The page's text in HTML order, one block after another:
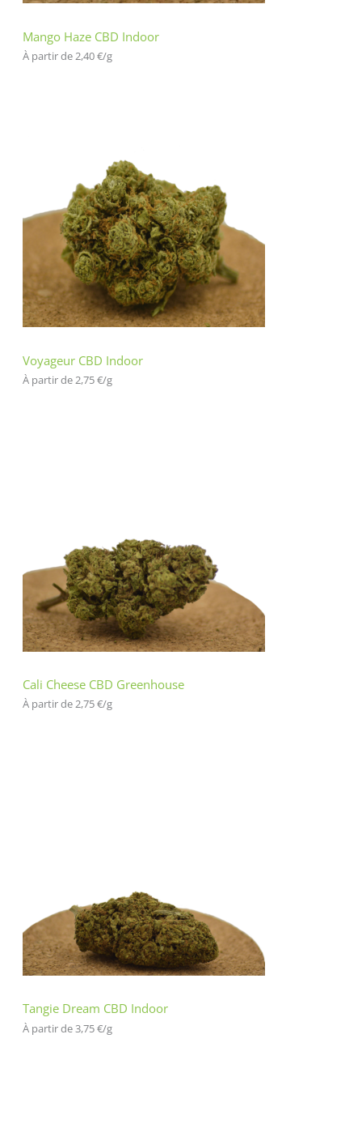
Mango Haze CBD Indoor
À partir de 2,40€/g
Voyageur CBD Indoor
À partir de 2,75€/g
Cali Cheese CBD Greenhouse
À partir de 2,75€/g
Tangie Dream CBD Indoor
À partir de 3,75€/g